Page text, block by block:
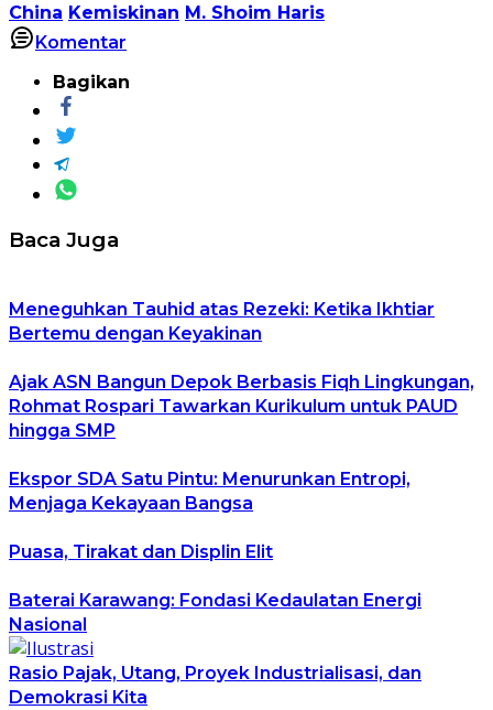
China Kemiskinan M. Shoim Haris
Komentar
Bagikan
Baca Juga
Meneguhkan Tauhid atas Rezeki: Ketika Ikhtiar
Bertemu dengan Keyakinan
Ajak ASN Bangun Depok Berbasis Fiqh Lingkungan,
Rohmat Rospari Tawarkan Kurikulum untuk PAUD
hingga SMP
Ekspor SDA Satu Pintu: Menurunkan Entropi,
Menjaga Kekayaan Bangsa
Puasa, Tirakat dan Displin Elit
Baterai Karawang: Fondasi Kedaulatan Energi
Nasional
Rasio Pajak, Utang, Proyek Industrialisasi, dan
Demokrasi Kita